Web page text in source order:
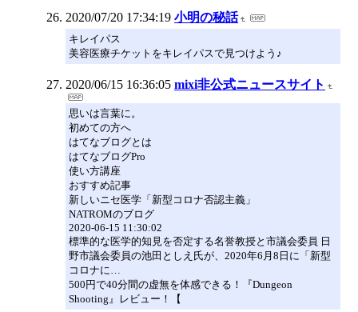
2020/07/20 17:34:19 小明の秘話
キレイパス
美容医療チケットをキレイパスで見つけよう♪
2020/06/15 16:36:05 mixi非公式ニュースサイト
思いは言葉に。
初めての方へ
はてなブログとは
はてなブログPro
使い方講座
おすすめ記事
新しいニセ医学「新型コロナ否認主義」
NATROMのブログ
2020-06-15 11:30:02
標準的な医学的知見を否定する名誉教授と市議会委員 日
野市議会委員の池田としえ氏が、2020年6月8日に「新型
コロナに…
500円で40分間の虚無を体感できる！『Dungeon
Shooting』レビュー！【